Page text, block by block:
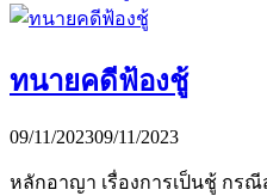
ทนายคดีฟ้องชู้
09/11/202309/11/2023
หลักอาญา เรื่องการเป็นชู้ กร